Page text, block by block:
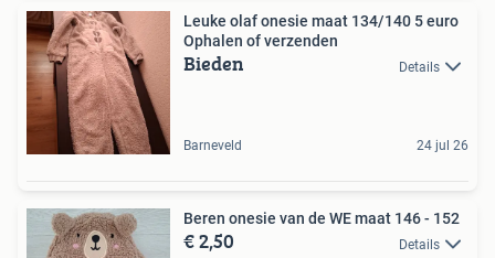
Leuke olaf onesie maat 134/140 5 euro
Ophalen of verzenden
Bieden Details
Barneveld 24 jul 26
Beren onesie van de WE maat 146 - 152
€ 2,50 Details